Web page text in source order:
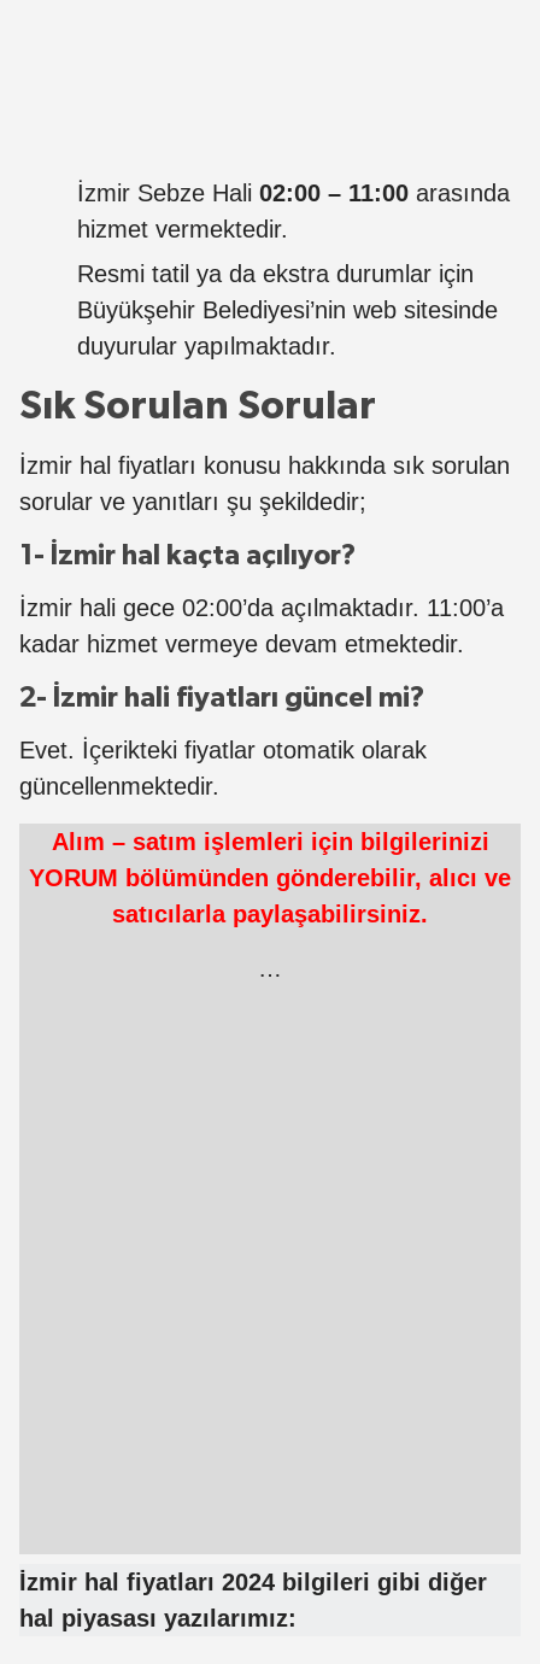
İzmir Sebze Hali 02:00 – 11:00 arasında
hizmet vermektedir.
Resmi tatil ya da ekstra durumlar için
Büyükşehir Belediyesi’nin web sitesinde
duyurular yapılmaktadır.
Sık Sorulan Sorular
İzmir hal fiyatları konusu hakkında sık sorulan
sorular ve yanıtları şu şekildedir;
1- İzmir hal kaçta açılıyor?
İzmir hali gece 02:00’da açılmaktadır. 11:00’a
kadar hizmet vermeye devam etmektedir.
2- İzmir hali fiyatları güncel mi?
Evet. İçerikteki fiyatlar otomatik olarak
güncellenmektedir.
Alım – satım işlemleri için bilgilerinizi
YORUM bölümünden gönderebilir, alıcı ve
satıcılarla paylaşabilirsiniz.
…
İzmir hal fiyatları 2024 bilgileri gibi diğer
hal piyasası yazılarımız: